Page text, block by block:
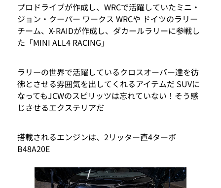
プロドライブが作成し、WRCで活躍していたミニ・
ジョン・クーパー ワークス WRCや ドイツのラリー
チーム、X-RAIDが作成し、ダカールラリーに参戦し
た「MINI ALL4 RACING」
ラリーの世界で活躍しているクロスオーバー達を彷
彿とさせる雰囲気を出してくれるアイテムだ SUVに
なってもJCWのスピリッツは忘れていない！そう感
じさせるエクステリアだ
搭載されるエンジンは、2リッター直4ターボ
B48A20E